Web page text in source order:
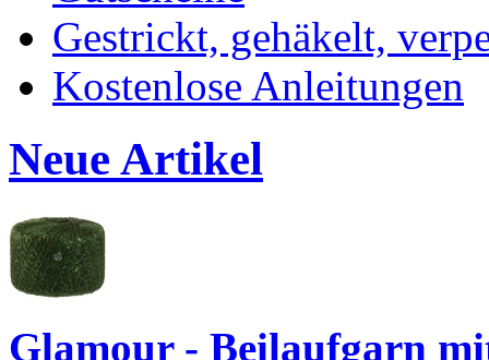
Gestrickt, gehäkelt,
Kostenlose Anleitungen
Neue Artikel
Glamour - Beilaufgarn